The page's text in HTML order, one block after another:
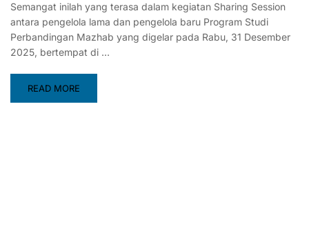
Semangat inilah yang terasa dalam kegiatan Sharing Session
antara pengelola lama dan pengelola baru Program Studi
Perbandingan Mazhab yang digelar pada Rabu, 31 Desember
2025, bertempat di …
READ MORE